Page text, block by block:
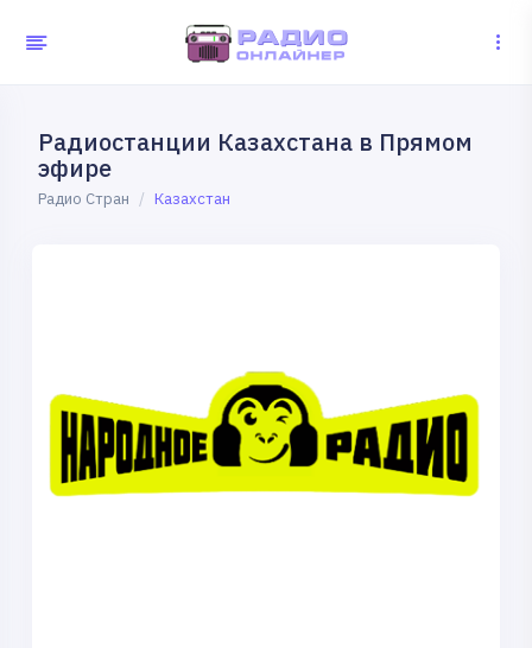
Радиостанции Казахстана в Прямом
эфире
Радио Стран Казахстан